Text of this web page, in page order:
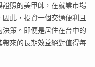
照的美甲師，在就業市場
此，投資一個交通便利且
策。即便是居住在台中的
來的長期效益絕對值得每